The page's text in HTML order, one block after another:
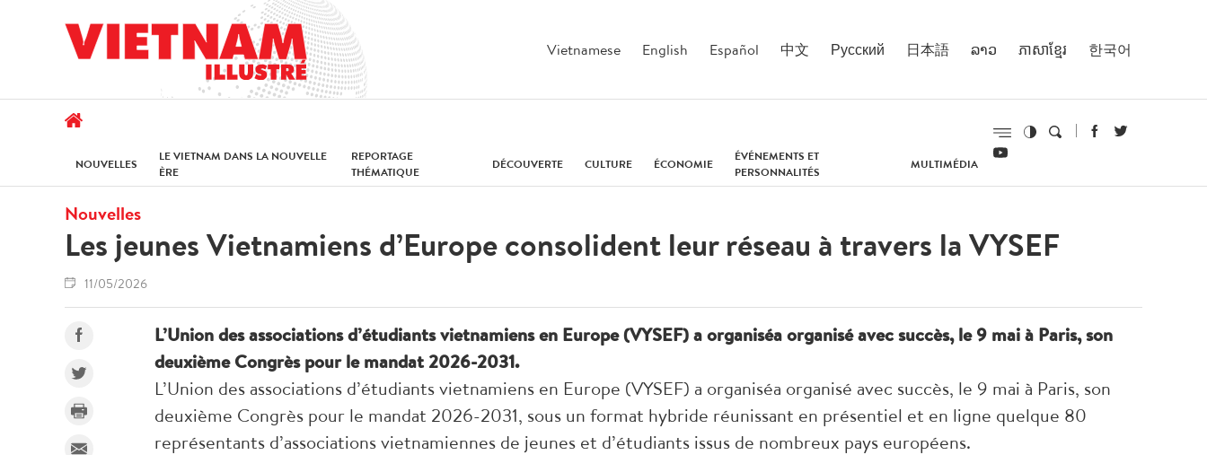
Vietnamese English Español 中文 Русский 日本語 ລາວ ភាសាខ្មែរ 한국어
NOUVELLES
LE VIETNAM DANS LA NOUVELLE
ÈRE
REPORTAGE
THÉMATIQUE
DÉCOUVERTE CULTURE ÉCONOMIE
ÉVÉNEMENTS ET
PERSONNALITÉS
MULTIMÉDIA
Nouvelles
Les jeunes Vietnamiens d’Europe consolident leur réseau à travers la VYSEF
11/05/2026
L’Union des associations d’étudiants vietnamiens en Europe (VYSEF) a organiséa organisé avec succès, le 9 mai à Paris, son
deuxième Congrès pour le mandat 2026-2031.
L’Union des associations d’étudiants vietnamiens en Europe (VYSEF) a organiséa organisé avec succès, le 9 mai à Paris, son
deuxième Congrès pour le mandat 2026-2031, sous un format hybride réunissant en présentiel et en ligne quelque 80
représentants d’associations vietnamiennes de jeunes et d’étudiants issus de nombreux pays européens.